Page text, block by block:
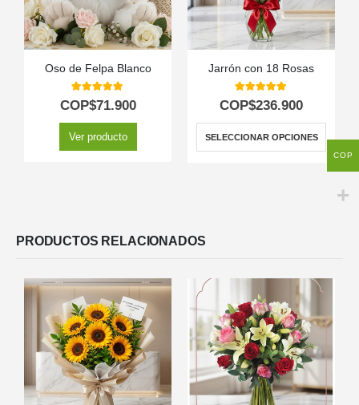
Oso de Felpa Blanco
5.00out of 5
COP$71.900
Ver producto
Jarrón con 18 Rosas
5.00out of 5
COP$236.900
SELECCIONAR OPCIONES
PRODUCTOS RELACIONADOS
COP